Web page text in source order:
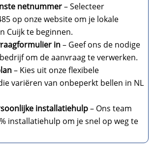
netnummer– Selecteer
op onze website om je lokale
Cuijk te beginnen.
in– Geef ons de nodige
om de aanvraag te verwerken.
– Kies uit onze flexibele
variëren van onbeperkt bellen in NL
installatiehulp– Ons team
installatiehulp om je snel op weg te